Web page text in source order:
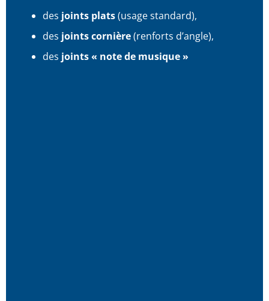
des joints plats(usage standard),
des joints cornière(renforts d’angle),
des joints « note de musique »